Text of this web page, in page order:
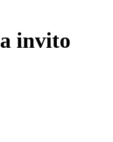
invito